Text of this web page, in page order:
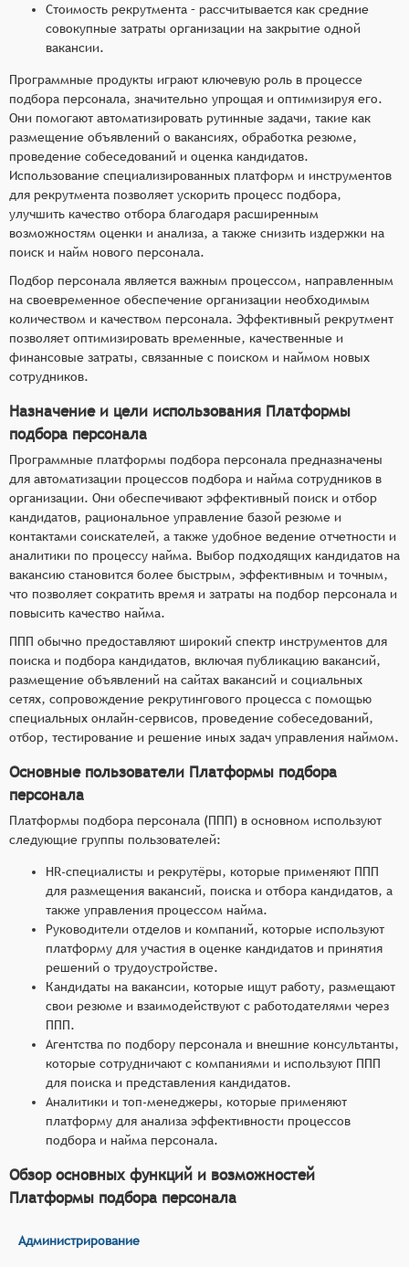
Стоимость рекрутмента – рассчитывается как средние
совокупные затраты организации на закрытие одной
вакансии.
Программные продукты играют ключевую роль в процессе
подбора персонала, значительно упрощая и оптимизируя его.
Они помогают автоматизировать рутинные задачи, такие как
размещение объявлений о вакансиях, обработка резюме,
проведение собеседований и оценка кандидатов.
Использование специализированных платформ и инструментов
для рекрутмента позволяет ускорить процесс подбора,
улучшить качество отбора благодаря расширенным
возможностям оценки и анализа, а также снизить издержки на
поиск и найм нового персонала.
Подбор персонала является важным процессом, направленным
на своевременное обеспечение организации необходимым
количеством и качеством персонала. Эффективный рекрутмент
позволяет оптимизировать временные, качественные и
финансовые затраты, связанные с поиском и наймом новых
сотрудников.
Назначение и цели использования Платформы
подбора персонала
Программные платформы подбора персонала предназначены
для автоматизации процессов подбора и найма сотрудников в
организации. Они обеспечивают эффективный поиск и отбор
кандидатов, рациональное управление базой резюме и
контактами соискателей, а также удобное ведение отчетности и
аналитики по процессу найма. Выбор подходящих кандидатов на
вакансию становится более быстрым, эффективным и точным,
что позволяет сократить время и затраты на подбор персонала и
повысить качество найма.
ППП обычно предоставляют широкий спектр инструментов для
поиска и подбора кандидатов, включая публикацию вакансий,
размещение объявлений на сайтах вакансий и социальных
сетях, сопровождение рекрутингового процесса с помощью
специальных онлайн-сервисов, проведение собеседований,
отбор, тестирование и решение иных задач управления наймом.
Основные пользователи Платформы подбора
персонала
Платформы подбора персонала (ППП) в основном используют
следующие группы пользователей:
HR-специалисты и рекрутёры, которые применяют ППП
для размещения вакансий, поиска и отбора кандидатов, а
также управления процессом найма.
Руководители отделов и компаний, которые используют
платформу для участия в оценке кандидатов и принятия
решений о трудоустройстве.
Кандидаты на вакансии, которые ищут работу, размещают
свои резюме и взаимодействуют с работодателями через
ППП.
Агентства по подбору персонала и внешние консультанты,
которые сотрудничают с компаниями и используют ППП
для поиска и представления кандидатов.
Аналитики и топ-менеджеры, которые применяют
платформу для анализа эффективности процессов
подбора и найма персонала.
Обзор основных функций и возможностей
Платформы подбора персонала
Администрирование